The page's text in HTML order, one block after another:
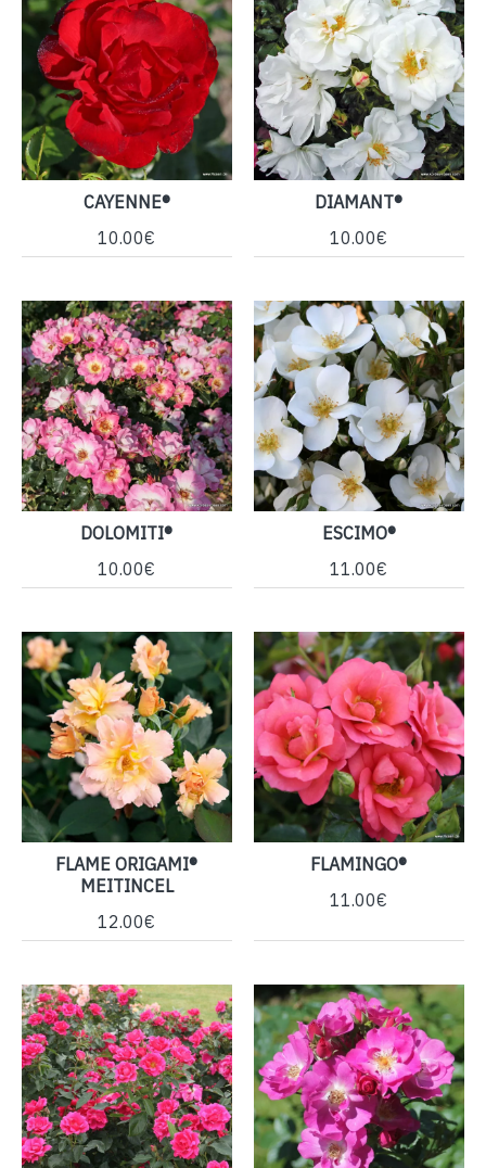
CAYENNE®
10.00€
DIAMANT®
10.00€
DOLOMITI®
10.00€
ESCIMO®
11.00€
FLAME ORIGAMI®
MEITINCEL
12.00€
FLAMINGO®
11.00€